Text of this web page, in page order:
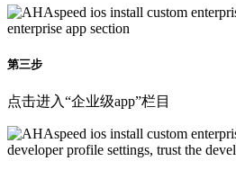
第三步
点击进入“企业级app”栏目